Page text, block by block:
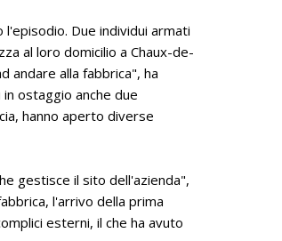
Due individui armati
al loro domicilio a Chaux-de-
andare alla fabbrica", ha
ostaggio anche due
hanno aperto diverse
gestisce il sito dell'azienda",
l'arrivo della prima
esterni, il che ha avuto